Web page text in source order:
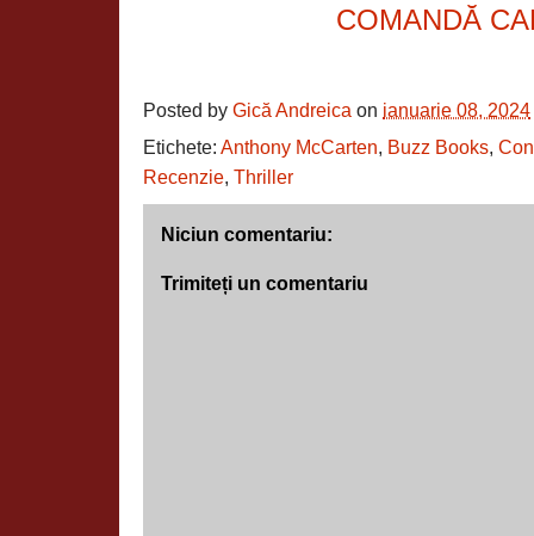
COMANDĂ
Posted by Gică Andreica on ianuarie 08, 2024
Etichete: Anthony McCarten, Buzz Books,
Recenzie, Thriller
Niciun comentariu:
Trimiteți un comentariu